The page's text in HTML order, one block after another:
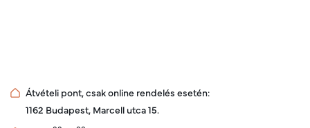
Átvételi pont, csak online rendelés esetén:
1162 Budapest, Marcell utca 15.